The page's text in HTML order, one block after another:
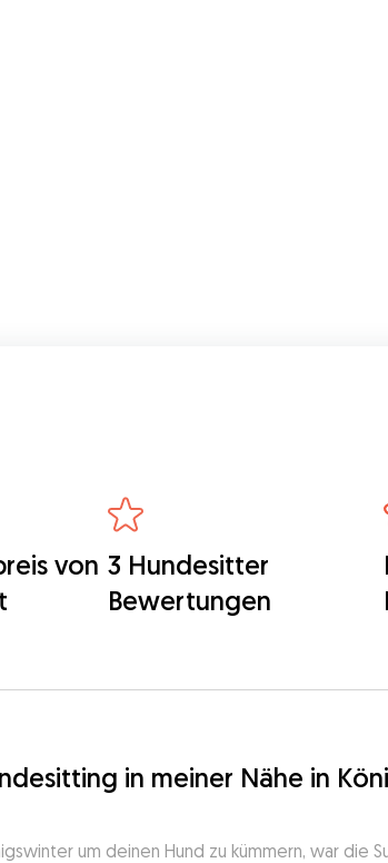
von 3 Hundesitter
Bewertungen
in meiner Nähe in
um deinen Hund zu kümmern, war die